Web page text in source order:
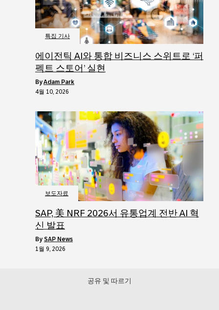
특집 기사
에이전틱 AI와 통합 비즈니스 스위트로 ‘퍼
펙트 스토어’ 실현
byAdam Park
4월 10, 2026
보도자료
SAP, 美 NRF 2026서 유통업계 전반 AI 혁
신 발표
by SAP News
1월 9, 2026
공유 및 따르기